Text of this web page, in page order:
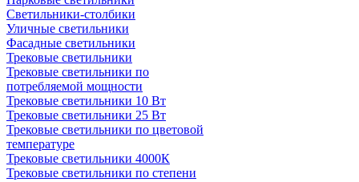
Светильники-столбики
Уличные светильники
Фасадные светильники
Трековые светильники
Трековые светильники по
потребляемой мощности
Трековые светильники 10 Вт
Трековые светильники 25 Вт
Трековые светильники по цветовой
температуре
Трековые светильники 4000К
Трековые светильники по степени